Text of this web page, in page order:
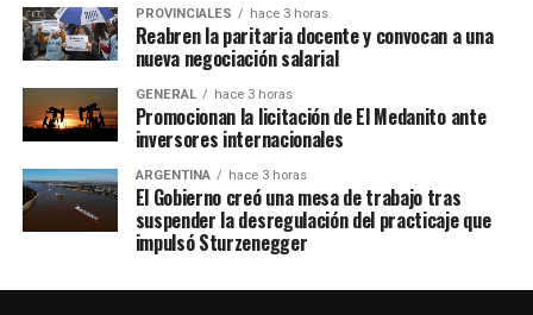
PROVINCIALES hace 3 horas
Reabren la paritaria docente y convocan a una
nueva negociación salarial
GENERAL hace 3 horas
Promocionan la licitación de El Medanito ante
inversores internacionales
ARGENTINA hace 3 horas
El Gobierno creó una mesa de trabajo tras
suspender la desregulación del practicaje que
impulsó Sturzenegger